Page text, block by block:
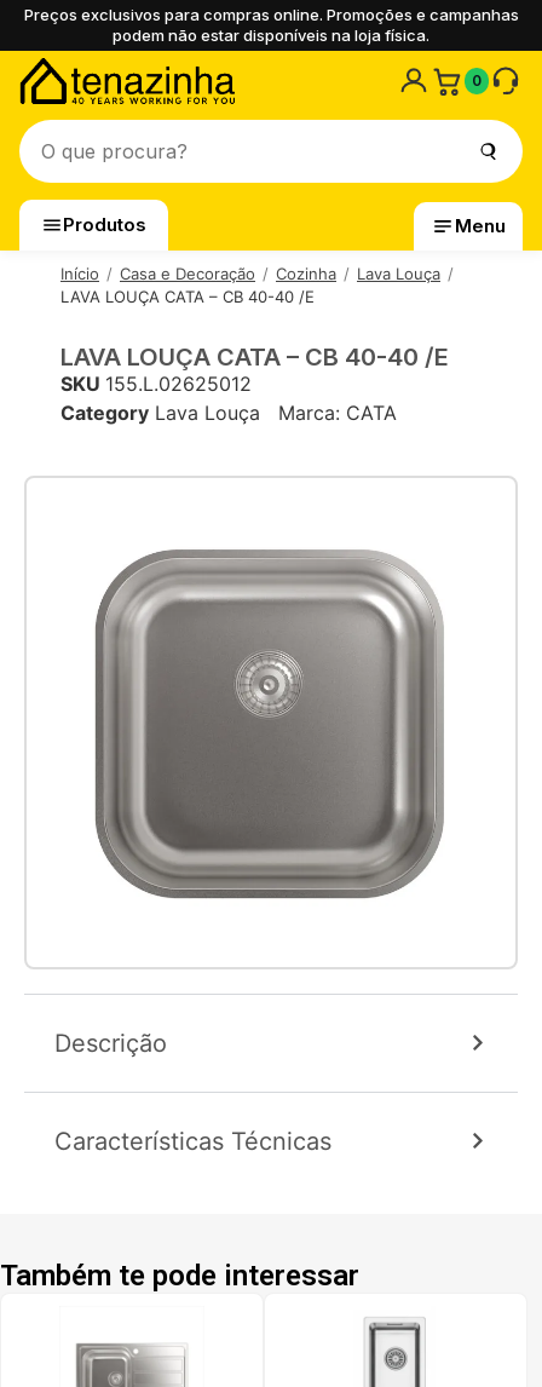
Preços exclusivos para compras online. Promoções e campanhas
podem não estar disponíveis na loja física.
0
Produtos Menu
Início Casa e Decoração Cozinha
Lava Louça
LAVA LOUÇA CATA – CB 40-40 /E
LAVA LOUÇA CATA – CB 40-40 /E
SKU 155.L.02625012
Category Lava Louça Marca: CATA
Descrição
Características Técnicas
Também te pode interessar